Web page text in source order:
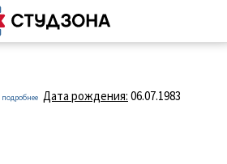
подробнее Дата рождения: 06.07.1983